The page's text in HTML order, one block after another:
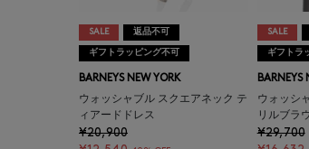
SALE 返品不可
ギフトラッピング不可
BARNEYS NEW YORK
ウォッシャブル スクエアネック テ
ィアードドレス
¥20,900
SALE
ギフトラ
BARNEYS
ウォッシ
リルブラ
¥29,700